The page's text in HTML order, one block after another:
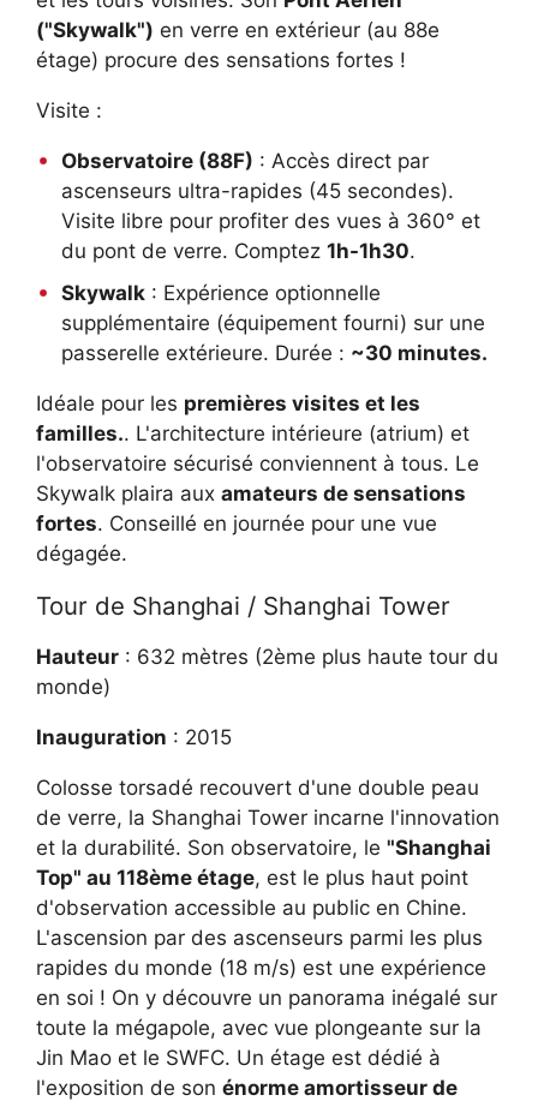
("Skywalk") en verre en extérieur (au 88e
étage) procure des sensations fortes !
Visite :
Observatoire (88F) : Accès direct par
ascenseurs ultra-rapides (45 secondes).
Visite libre pour profiter des vues à 360° et
du pont de verre. Comptez1h-1h30.
Skywalk : Expérience optionnelle
supplémentaire (équipement fourni) sur une
passerelle extérieure. Durée : ~30 minutes.
Idéale pour les premières visites et les
familles.. L'architecture intérieure (atrium) et
l'observatoire sécurisé conviennent à tous. Le
Skywalk plaira aux amateurs de sensations
fortes. Conseillé en journée pour une vue
dégagée.
Tour de Shanghai / Shanghai Tower
Hauteur : 632 mètres (2ème plus haute tour du
monde)
Inauguration : 2015
Colosse torsadé recouvert d'une double peau
de verre, la Shanghai Tower incarne l'innovation
et la durabilité. Son observatoire, le "Shanghai
Top" au 118ème étage, est le plus haut point
d'observation accessible au public en Chine.
L'ascension par des ascenseurs parmi les plus
rapides du monde (18 m/s) est une expérience
en soi ! On y découvre un panorama inégalé sur
toute la mégapole, avec vue plongeante sur la
Jin Mao et le SWFC. Un étage est dédié à
l'exposition de son énorme amortisseur de